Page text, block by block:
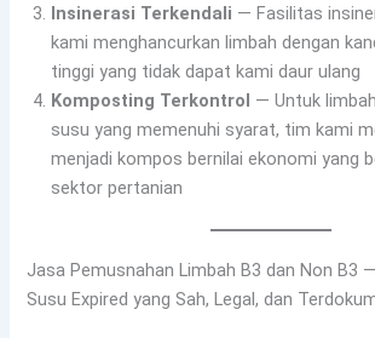
Insinerasi Terkendali — Fasilitas
kami menghancurkan limbah dengan
tinggi yang tidak dapat kami daur ulang
Komposting Terkontrol — Untuk
susu yang memenuhi syarat, tim kami
menjadi kompos bernilai ekonomi yang
sektor pertanian
Jasa Pemusnahan Limbah B3 dan Non B3
Susu Expired yang Sah, Legal, dan